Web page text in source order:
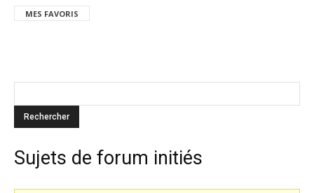
MES FAVORIS
Sujets de forum initiés